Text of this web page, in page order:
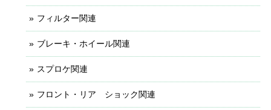
フィルター関連
ブレーキ・ホイール関連
スプロケ関連
フロント・リア ショック関連